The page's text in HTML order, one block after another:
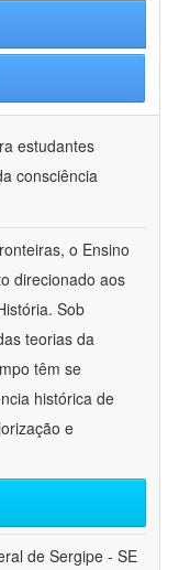
estudantes
consciência
o Ensino
direcionado aos
Sob
teorias da
têm se
histórica de
e
de Sergipe - SE